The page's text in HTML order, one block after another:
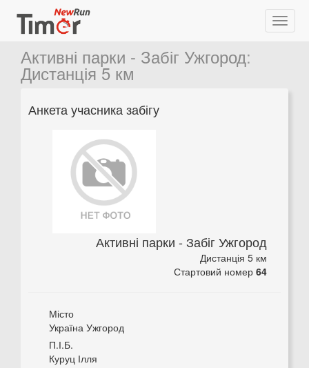
Активні парки - Забіг Ужгород:
Дистанція 5 км
Анкета учасника забігу
Активні парки - Забіг Ужгород
Дистанція 5 км
Стартовий номер 64
Місто
Україна Ужгород
П.І.Б.
Куруц Ілля